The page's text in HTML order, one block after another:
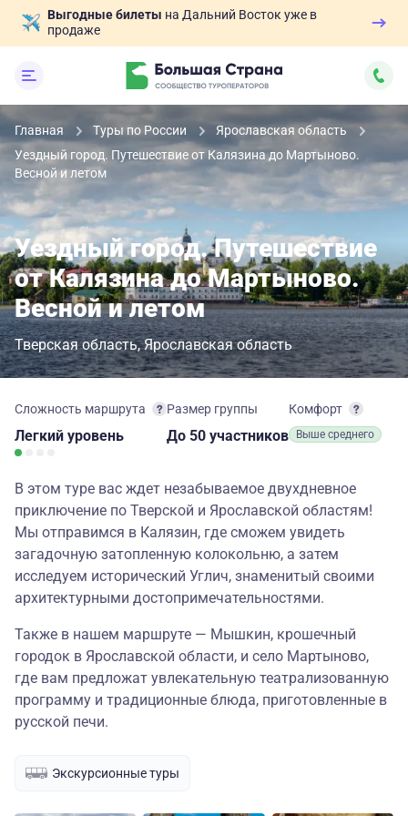
Выгодные билеты на Дальний Восток уже в
продаже
Главная Туры по России
Ярославская область
Уездный город. Путешествие от Калязина до Мартыново.
Весной и летом
Уездный город. Путешествие
от Калязина до Мартыново.
Весной и летом
Тверская область Ярославская область
Сложность маршрута
Легкий уровень
Комфорт
Выше среднего
Размер группы
до 50 участников
В этом туре вас ждет незабываемое двухдневное
приключение по Тверской и Ярославской областям!
Мы отправимся в Калязин, где сможем увидеть
загадочную затопленную колокольню, а затем
исследуем исторический Углич, знаменитый своими
архитектурными достопримечательностями.
Также в нашем маршруте — Мышкин, крошечный
городок в Ярославской области, и село Мартыново,
где вам предложат увлекательную театрализованную
программу и традиционные блюда, приготовленные в
русской печи.
Экскурсионные туры